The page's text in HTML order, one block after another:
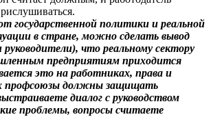
государственной политики и реальной
в стране, можно сделать вывод
что реальному сектору
предприятиям приходится
это на работниках, права и
профсоюзы должны защищать
диалог с руководством
проблемы, вопросы считаете